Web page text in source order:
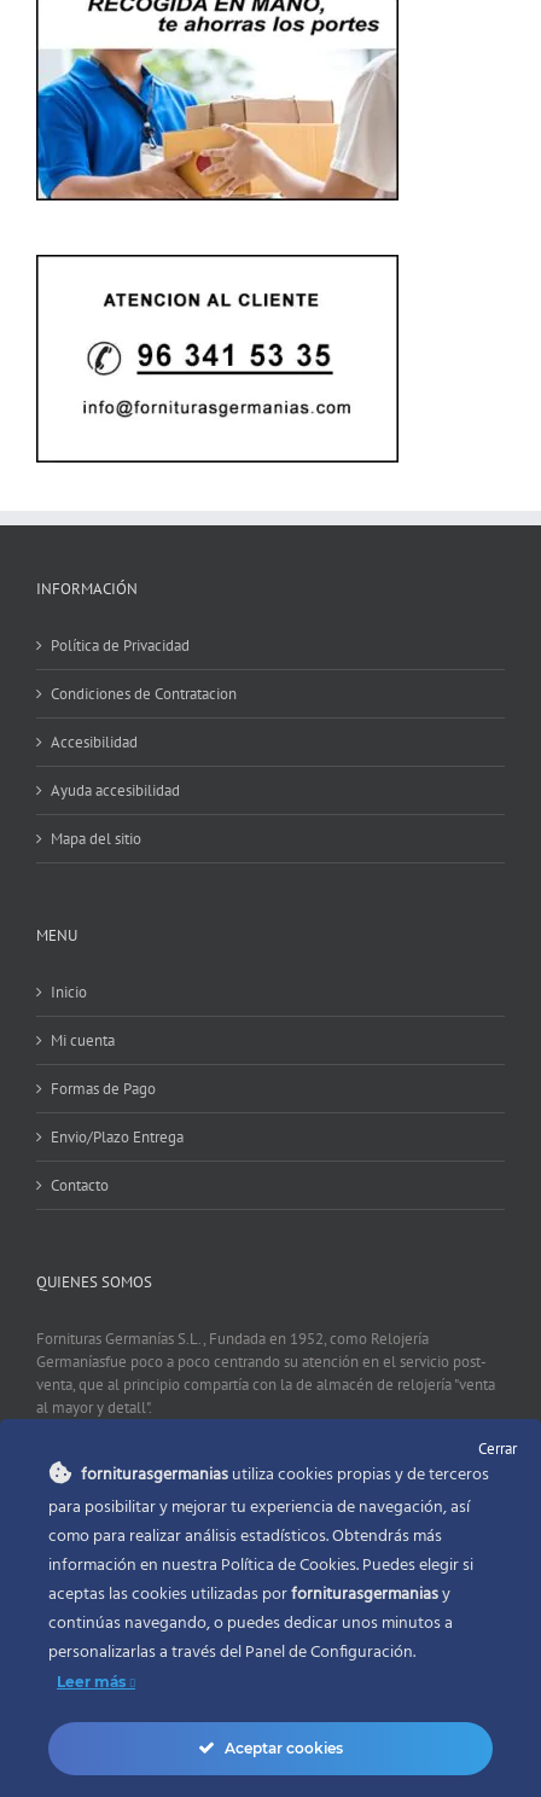
INFORMACIÓN
Política de Privacidad
Condiciones de Contratacion
Accesibilidad
Ayuda accesibilidad
Mapa del sitio
MENU
Inicio
Mi cuenta
Formas de Pago
Envio/Plazo Entrega
Contacto
QUIENES SOMOS
Fornituras Germanías S.L., Fundada en 1952, como Relojería
Germaníasfue poco a poco centrando su atención en el servicio post-
venta, que al principio compartía con la de almacén de relojería "venta
al mayor y detall".
CONTACTO
Fornituras Germanías, Calle Sevilla 2, 46006 Valencia España
Phone:96 341 53 35
Email:info@forniturasgermanias.com
Cerrar
forniturasgermaniasutiliza cookies propias y de terceros
para posibilitar y mejorar tu experiencia de navegación, así
como para realizar análisis estadísticos. Obtendrás más
información en nuestra Política de Cookies. Puedes elegir si
aceptas las cookies utilizadas porforniturasgermaniasy
continúas navegando, o puedes dedicar unos minutos a
personalizarlas a través delPanel de Configuración.
Leer más
Aceptar cookies